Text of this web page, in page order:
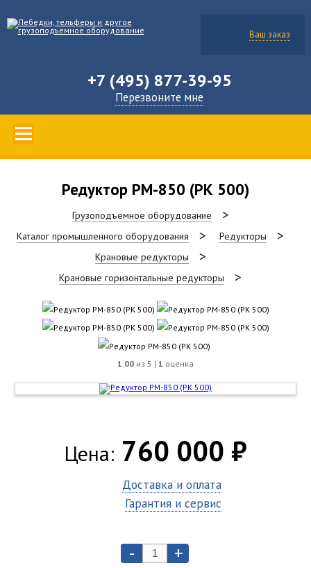
Ваш заказ
+7 (495) 877-39-95
Перезвоните мне
Редуктор РМ-850 (РК 500)
Грузоподъемное оборудование
Каталог промышленного оборудования
Редукторы
Крановые редукторы
Крановые горизонтальные редукторы
1.00 из 5 | 1 оценка
Цена: 760 000 ₽
Доставка и оплата
Гарантия и сервис
- +